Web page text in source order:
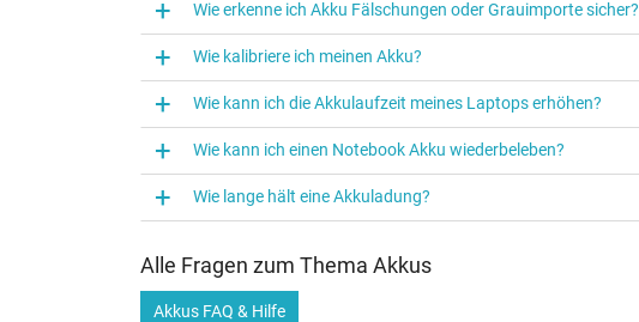
Wie erkenne ich Akku Fälschungen oder Grauimporte sicher?
Wie kalibriere ich meinen Akku?
Wie kann ich die Akkulaufzeit meines Laptops erhöhen?
Wie kann ich einen Notebook Akku wiederbeleben?
Wie lange hält eine Akkuladung?
Alle Fragen zum Thema Akkus
Akkus FAQ & Hilfe